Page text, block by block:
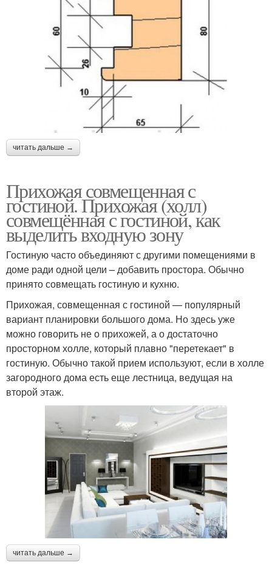
читать дальше →
Прихожая совмещенная с
гостиной. Прихожая (холл)
совмещённая с гостиной, как
выделить входную зону
Гостиную часто объединяют с другими помещениями в
доме ради одной цели – добавить простора. Обычно
принято совмещать гостиную и кухню.
Прихожая, совмещенная с гостиной — популярный
вариант планировки большого дома. Но здесь уже
можно говорить не о прихожей, а о достаточно
просторном холле, который плавно "перетекает" в
гостиную. Обычно такой прием используют, если в холле
загородного дома есть еще лестница, ведущая на
второй этаж.
читать дальше →